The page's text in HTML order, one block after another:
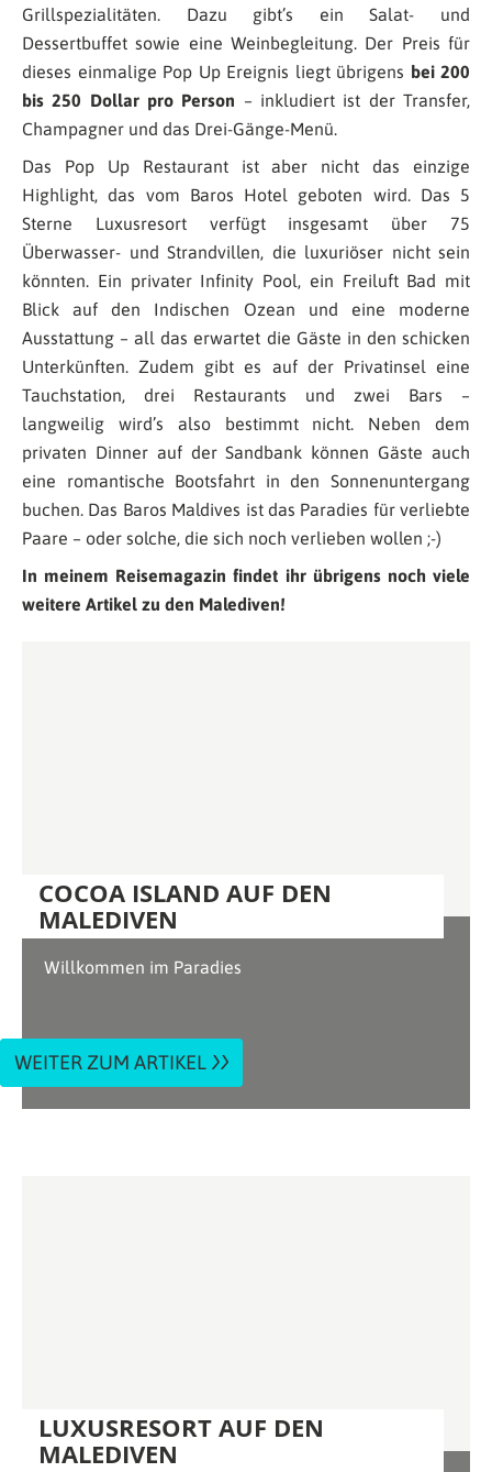
Grillspezialitäten. Dazu gibt’s ein Salat- und
Dessertbuffet sowie eine Weinbegleitung. Der Preis für
dieses einmalige Pop Up Ereignis liegt übrigens bei 200
bis 250 Dollar pro Person – inkludiert ist der Transfer,
Champagner und das Drei-Gänge-Menü.
Das Pop Up Restaurant ist aber nicht das einzige
Highlight, das vom Baros Hotel geboten wird. Das 5
Sterne Luxusresort verfügt insgesamt über 75
Überwasser- und Strandvillen, die luxuriöser nicht sein
könnten. Ein privater Infinity Pool, ein Freiluft Bad mit
Blick auf den Indischen Ozean und eine moderne
Ausstattung – all das erwartet die Gäste in den schicken
Unterkünften. Zudem gibt es auf der Privatinsel eine
Tauchstation, drei Restaurants und zwei Bars –
langweilig wird’s also bestimmt nicht. Neben dem
privaten Dinner auf der Sandbank können Gäste auch
eine romantische Bootsfahrt in den Sonnenuntergang
buchen. Das Baros Maldives ist das Paradies für verliebte
Paare – oder solche, die sich noch verlieben wollen ;-)
In meinem Reisemagazin findet ihr übrigens noch viele
weitere Artikel zu den Malediven!
COCOA ISLAND AUF DEN
MALEDIVEN
Willkommen im Paradies
WEITER ZUM ARTIKEL
LUXUSRESORT AUF DEN
MALEDIVEN